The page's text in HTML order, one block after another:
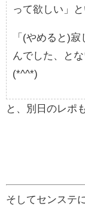
って欲しい」と
「(やめると)
んでした、と
(*^^*)
と、別日のレポ
そしてセンステ